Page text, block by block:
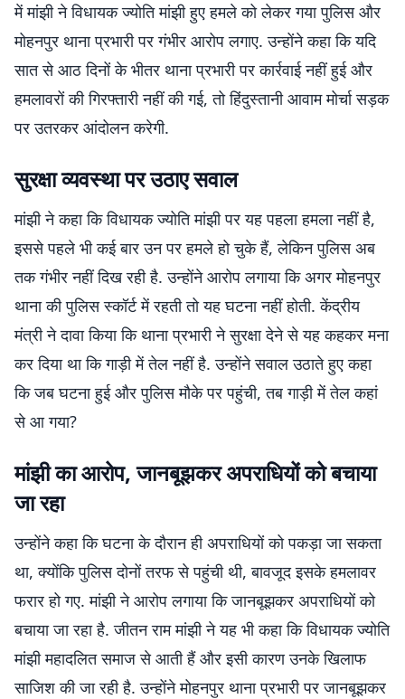
में मांझी ने विधायक ज्योति मांझी हुए हमले को लेकर गया पुलिस और
मोहनपुर थाना प्रभारी पर गंभीर आरोप लगाए. उन्होंने कहा कि यदि
सात से आठ दिनों के भीतर थाना प्रभारी पर कार्रवाई नहीं हुई और
हमलावरों की गिरफ्तारी नहीं की गई, तो हिंदुस्तानी आवाम मोर्चा सड़क
पर उतरकर आंदोलन करेगी.
सुरक्षा व्यवस्था पर उठाए सवाल
मांझी ने कहा कि विधायक ज्योति मांझी पर यह पहला हमला नहीं है,
इससे पहले भी कई बार उन पर हमले हो चुके हैं, लेकिन पुलिस अब
तक गंभीर नहीं दिख रही है. उन्होंने आरोप लगाया कि अगर मोहनपुर
थाना की पुलिस स्कॉर्ट में रहती तो यह घटना नहीं होती. केंद्रीय
मंत्री ने दावा किया कि थाना प्रभारी ने सुरक्षा देने से यह कहकर मना
कर दिया था कि गाड़ी में तेल नहीं है. उन्होंने सवाल उठाते हुए कहा
कि जब घटना हुई और पुलिस मौके पर पहुंची, तब गाड़ी में तेल कहां
से आ गया?
मांझी का आरोप, जानबूझकर अपराधियों को बचाया
जा रहा
उन्होंने कहा कि घटना के दौरान ही अपराधियों को पकड़ा जा सकता
था, क्योंकि पुलिस दोनों तरफ से पहुंची थी, बावजूद इसके हमलावर
फरार हो गए. मांझी ने आरोप लगाया कि जानबूझकर अपराधियों को
बचाया जा रहा है. जीतन राम मांझी ने यह भी कहा कि विधायक ज्योति
मांझी महादलित समाज से आती हैं और इसी कारण उनके खिलाफ
साजिश की जा रही है. उन्होंने मोहनपुर थाना प्रभारी पर जानबूझकर